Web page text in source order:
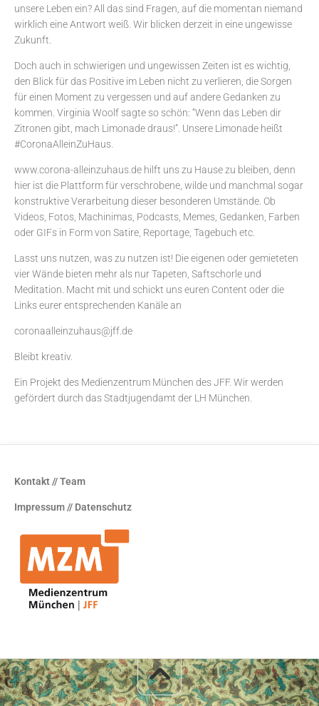
unsere Leben ein? All das sind Fragen, auf die momentan niemand
wirklich eine Antwort weiß. Wir blicken derzeit in eine ungewisse
Zukunft.
Doch auch in schwierigen und ungewissen Zeiten ist es wichtig,
den Blick für das Positive im Leben nicht zu verlieren, die Sorgen
für einen Moment zu vergessen und auf andere Gedanken zu
kommen. Virginia Woolf sagte so schön: “Wenn das Leben dir
Zitronen gibt, mach Limonade draus!”. Unsere Limonade heißt
#CoronaAlleinZuHaus.
www.corona-alleinzuhaus.de hilft uns zu Hause zu bleiben, denn
hier ist die Plattform für verschrobene, wilde und manchmal sogar
konstruktive Verarbeitung dieser besonderen Umstände. Ob
Videos, Fotos, Machinimas, Podcasts, Memes, Gedanken, Farben
oder GIFs in Form von Satire, Reportage, Tagebuch etc.
Lasst uns nutzen, was zu nutzen ist! Die eigenen oder gemieteten
vier Wände bieten mehr als nur Tapeten, Saftschorle und
Meditation. Macht mit und schickt uns euren Content oder die
Links eurer entsprechenden Kanäle an
coronaalleinzuhaus@jff.de
Bleibt kreativ.
Ein Projekt des Medienzentrum München des JFF. Wir werden
gefördert durch das Stadtjugendamt der LH München.
Kontakt // Team
Impressum // Datenschutz